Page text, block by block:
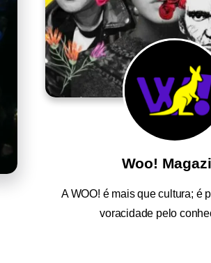
Woo!
AWOO! é mais que cultura; é
voracidade pelo